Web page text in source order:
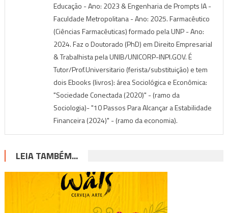
Educação - Ano: 2023 & Engenharia de Prompts IA -
Faculdade Metropolitana - Ano: 2025. Farmacêutico
(Ciências Farmacêuticas) formado pela UNP - Ano:
2024. Faz o Doutorado (PhD) em Direito Empresarial
& Trabalhista pela UNIB/UNICORP-INPI.GOV. É
Tutor/Prof.Universitario (ferista/substituição) e tem
dois Ebooks (livros): área Sociológica e Econômica:
"Sociedade Conectada (2020)" - (ramo da
Sociologia)- "10 Passos Para Alcançar a Estabilidade
Financeira (2024)" - (ramo da economia).
LEIA TAMBÉM...